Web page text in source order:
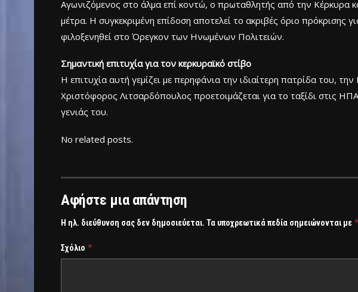
Αγωνιζόμενος στο άλμα επί κοντώ, ο πρωταθλητής από την Κέρκυρα
μέτρα. Η συγκεκριμένη επίδοση αποτελεί το ακριβές όριο
φιλοξενηθεί στο Όρεγκον των Ηνωμένων Πολιτειών.
Σημαντική επιτυχία για τον κερκυραϊκό στίβο
Η επιτυχία αυτή γεμίζει με περηφάνια την ιδιαίτερη πατρίδα του,
Χριστόφορος Λιτσαρδόπουλος προετοιμάζεται για το ταξίδι στις
γενιάς του.
No related posts.
Αφήστε μια απάντηση
Η ηλ. διεύθυνση σας δεν δημοσιεύεται. Τα υποχρεωτικά πεδία σημειώνονται με *
Σχόλιο *